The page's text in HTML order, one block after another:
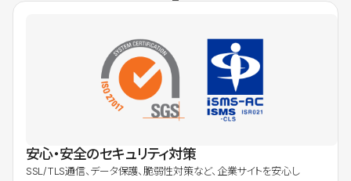
安心・安全のセキュリティ対策
SSL/TLS通信、データ保護、脆弱性対策など、企業サイトを安心し